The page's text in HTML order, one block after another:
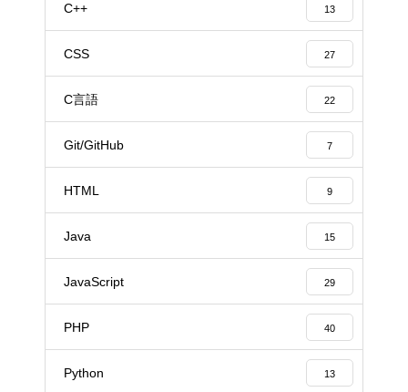
C++ 13
CSS 27
C言語 22
Git/GitHub 7
HTML 9
Java 15
JavaScript 29
PHP 40
Python 13